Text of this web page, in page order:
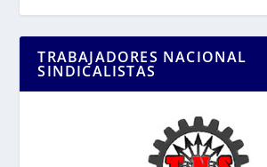
TRABAJADORES NACIONAL
SINDICALISTAS